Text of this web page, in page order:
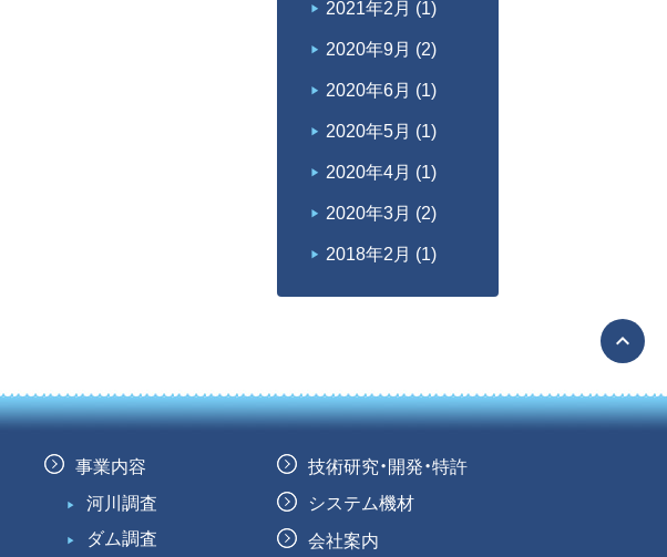
2021年2月 (1)
2020年9月 (2)
2020年6月 (1)
2020年5月 (1)
2020年4月 (1)
2020年3月 (2)
2018年2月 (1)
expand_less
事業内容
河川調査
ダム調査
技術研究・開発・特許
システム機材
会社案内